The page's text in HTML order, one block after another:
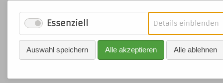
Essenziell Details einblenden
Auswahl speichern Alle akzeptieren Alle ablehnen